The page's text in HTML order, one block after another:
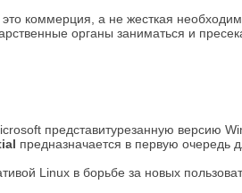
коммерция, а не жесткая
органы заниматься и
представитурезанную версию
предназначается в первую очередь
Linux в борьбе за новых